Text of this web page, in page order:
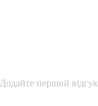
Додайте перший відгук